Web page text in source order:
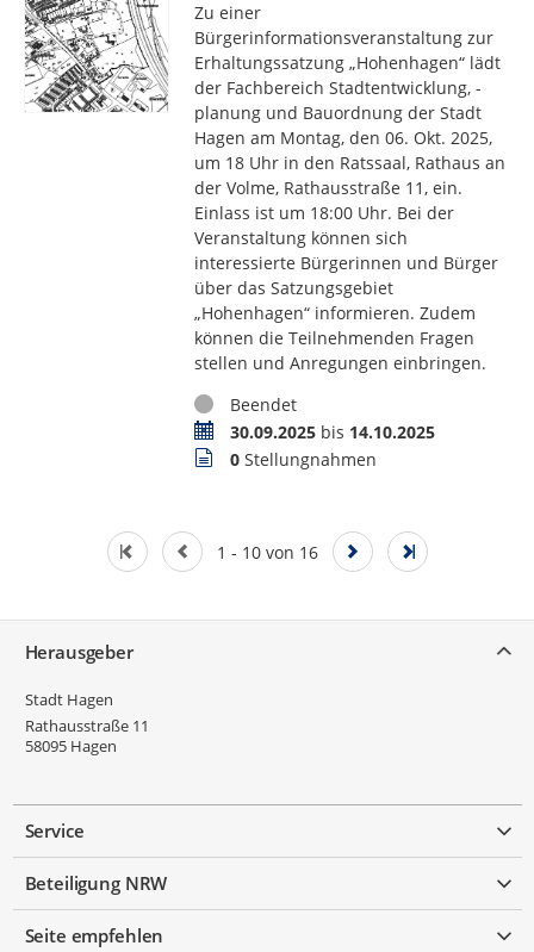
Zu einer
Bürgerinformationsveranstaltung zur
Erhaltungssatzung „Hohenhagen“ lädt
der Fachbereich Stadtentwicklung, -
planung und Bauordnung der Stadt
Hagen am Montag, den 06. Okt. 2025,
um 18 Uhr in den Ratssaal, Rathaus an
der Volme, Rathausstraße 11, ein.
Einlass ist um 18:00 Uhr. Bei der
Veranstaltung können sich
interessierte Bürgerinnen und Bürger
über das Satzungsgebiet
„Hohenhagen“ informieren. Zudem
können die Teilnehmenden Fragen
stellen und Anregungen einbringen.
StatusBeendet
Zeitraum30.09.2025bis 14.10.2025
Stellungnahmen
0Stellungnahmen
1 - 10 von 16
Herausgeber
Stadt Hagen
Rathausstraße 11
58095 Hagen
Service
Beteiligung NRW
Seite empfehlen